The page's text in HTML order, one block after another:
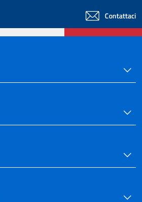
Contattaci